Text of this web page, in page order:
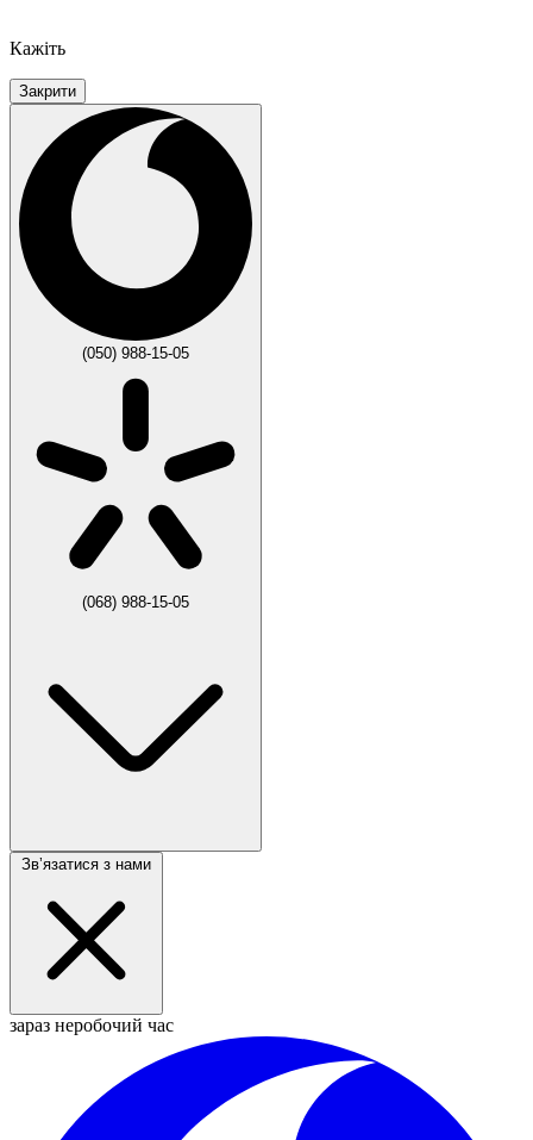
Кажіть
Закрити
(050) 988-15-05
(068) 988-15-05
Звʼязатися з нами
зараз неробочий час